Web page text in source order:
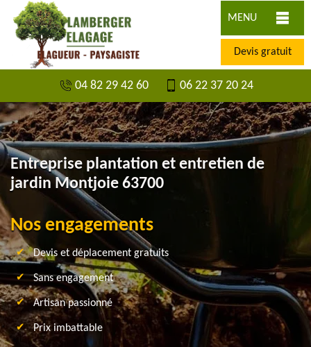
MENU
Devis gratuit
04 82 29 42 60 06 22 37 20 24
Entreprise plantation et entretien de
jardin Montjoie 63700
Nos engagements
Devis et déplacement gratuits
Sans engagement
Artisan passionné
Prix imbattable